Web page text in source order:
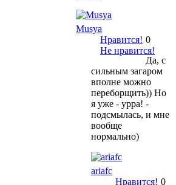
Musya
Нравится!
Не нравится!
0
Да, с
сильным загаром
вполне можно
переборщить)) Но
я уже - урра! -
подсмылась, и мне
вообще
нормально)
ariafc
Нравится! 0